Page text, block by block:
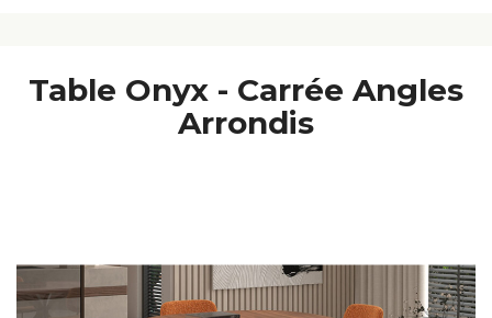
Table Onyx - Carrée Angles
Arrondis